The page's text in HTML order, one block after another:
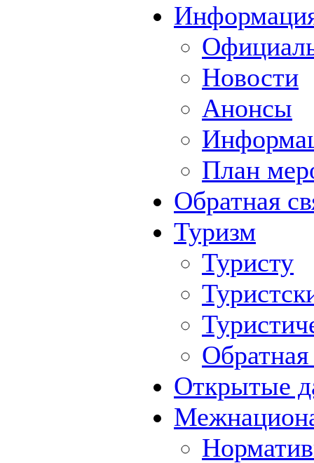
Новости
Анонсы
План
Обратная
Туризм
Туристу
Обратная
Открытые